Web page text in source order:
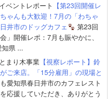
イベントレポート 【第23回開催レ
ゃんも大歓迎！7月の「わちゃ
井市のドッグカフェ
第23回
」開催レポ：7月も賑やかに、
県 ...
とまり木事業 【視察レポート】鈴
ご来店。「15分雇用」の現場と
愛知県春日井市のカフェレスト
応援していただき、ありがとう